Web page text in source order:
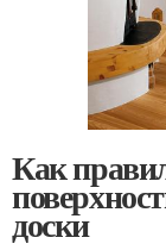
Как
доски